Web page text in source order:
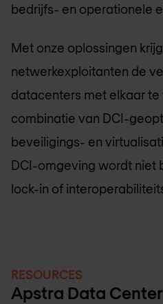
bedrijfs- en operationele
Met onze oplossingen
netwerkexploitanten de
datacenters met elkaar
combinatie van DCI-
beveiligings- en
DCI-omgeving wordt niet
lock-in of
RESOURCES
Apstra Data